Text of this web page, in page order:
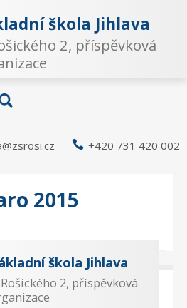
škola Jihlava
2, příspěvková
 +420 731 420 002
2015